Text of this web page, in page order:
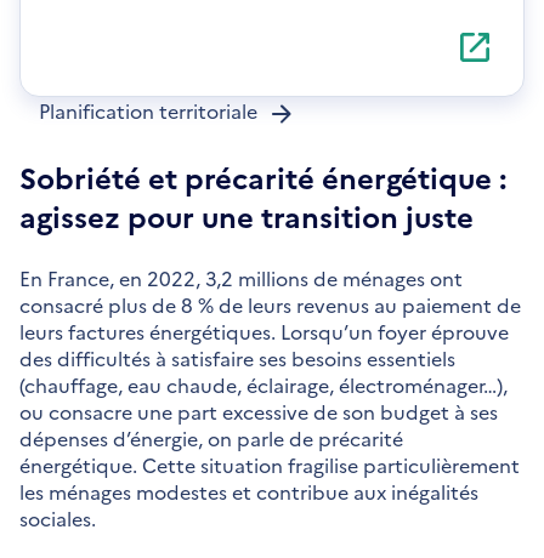
S'ouvre
dans
nouvelle
Planification territoriale
Sobriété et précarité énergétique :
agissez pour une transition juste
En France, en 2022, 3,2 millions de ménages ont
consacré plus de 8 % de leurs revenus au paiement de
leurs factures énergétiques. Lorsqu’un foyer éprouve
des difficultés à satisfaire ses besoins essentiels
(chauffage, eau chaude, éclairage, électroménager…),
ou consacre une part excessive de son budget à ses
dépenses d’énergie, on parle de précarité
énergétique. Cette situation fragilise particulièrement
les ménages modestes et contribue aux inégalités
sociales.